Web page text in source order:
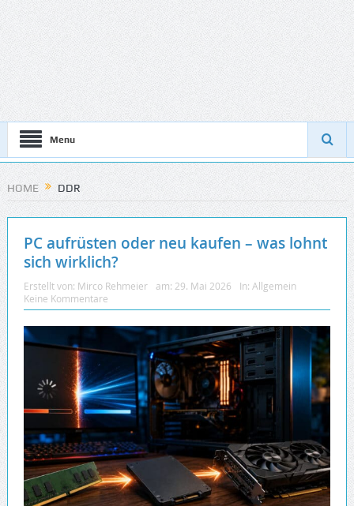
Menu
HOME DDR
PC aufrüsten oder neu kaufen – was lohnt
sich wirklich?
Erstellt von: Mirco Rehmeier am: 29. Mai 2026 In: Allgemein
Keine Kommentare